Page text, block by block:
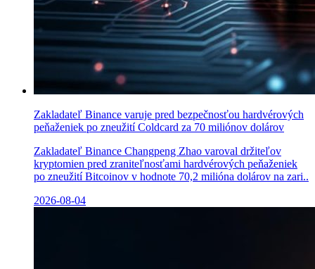
Zakladateľ Binance varuje pred bezpečnosťou hardvérových
peňaženiek po zneužití Coldcard za 70 miliónov dolárov
Zakladateľ Binance Changpeng Zhao varoval držiteľov
kryptomien pred zraniteľnosťami hardvérových peňaženiek
po zneužití Bitcoinov v hodnote 70,2 milióna dolárov na zari..
2026-08-04